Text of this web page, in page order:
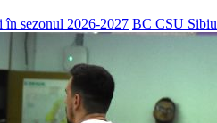
în sezonul 2026-2027 BC CSU Sibiu